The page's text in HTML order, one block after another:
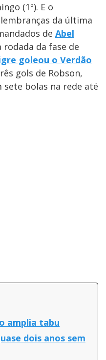
(1º). E o
da última
de Abel
rodada da fase de
goleou o Verdão
gols de Robson,
bolas na rede até
amplia tabu
dois anos sem